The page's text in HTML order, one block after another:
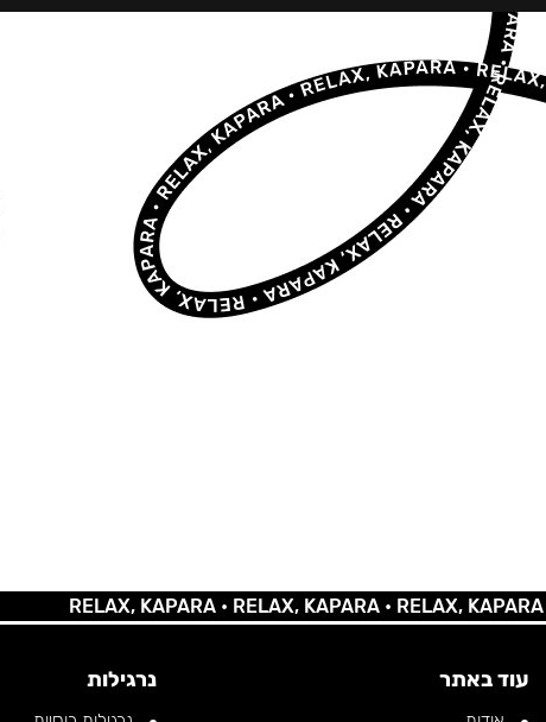
RELAX, KAPARA •RELAX, KAPARA •RELAX, KAPARA •
עוד באתר נרגילות